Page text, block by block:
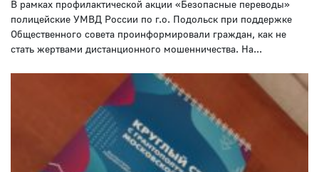
В рамках профилактической акции «Безопасные переводы»
полицейские УМВД России по г.о. Подольск при поддержке
Общественного совета проинформировали граждан, как не
стать жертвами дистанционного мошенничества. На...